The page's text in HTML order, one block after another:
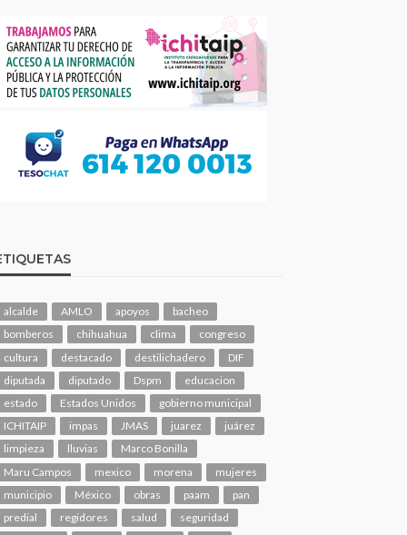
alcalde AMLO apoyos
bacheo
bomberos
chihuahua clima
congreso
cultura
destacado destilichadero
DIF
diputada
diputado Dspm
educacion
estado
Estados Unidos
gobierno municipal
ICHITAIP
impas JMAS juarez
juárez
limpieza
lluvias
Marco Bonilla
Maru Campos
mexico morena
mujeres
municipio
México obras paam
pan
predial
regidores salud
seguridad